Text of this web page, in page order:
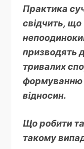
Практика
свідчить, що
призводять
тривалих
формуванню
відносин.
Що робити
такому